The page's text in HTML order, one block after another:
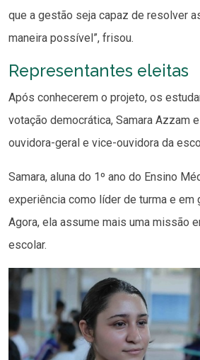
que a gestão seja capaz de resolver
maneira possível”, frisou.
Representantes eleitas
Após conhecerem o projeto, os
votação democrática, Samara Azzam
ouvidora-geral e vice-ouvidora da
Samara, aluna do 1º ano do Ensino
experiência como líder de turma e em
Agora, ela assume mais uma missão
escolar.